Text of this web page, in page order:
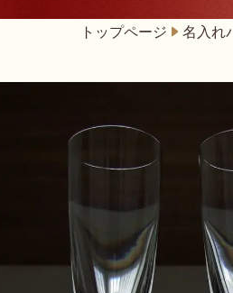
トップページ 名入れ